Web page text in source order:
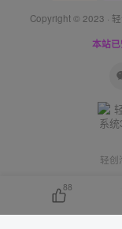
Copyright © 2023 ·
本站
轻创
88